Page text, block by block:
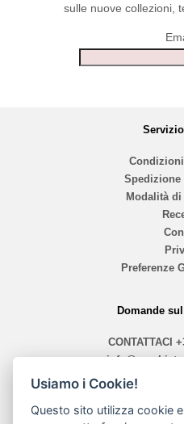
sulle nuove collezioni,
Spedizione
Modalità
Preferenze
Domande
CONTATTACI
Usiamo i Cookie!
Questo sito utilizza cookie